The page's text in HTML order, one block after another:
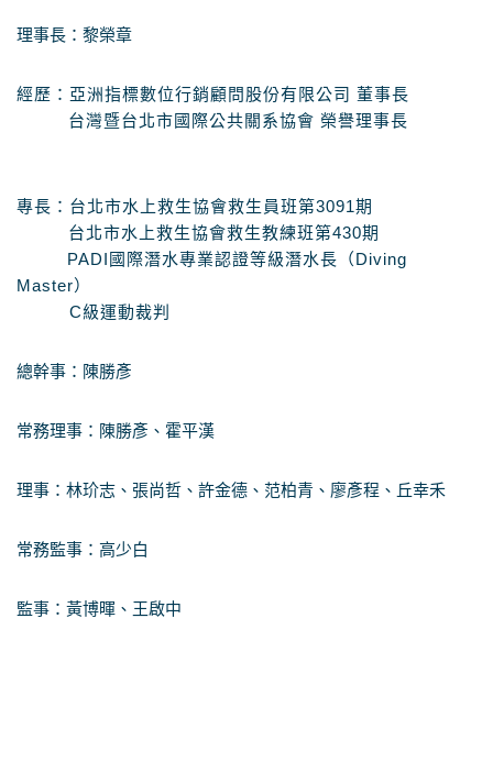
理事長：黎榮章
經歷：亞洲指標數位行銷顧問股份有限公司 董事長
台灣暨台北市國際公共關系協會 榮譽理事長
專長：台北市水上救生協會救生員班第3091期
台北市水上救生協會救生教練班第430期
PADI國際潛水專業認證等級潛水長（Diving
Master）
C級運動裁判
總幹事：陳勝彥
常務理事：陳勝彥、霍平漢
理事：林玠志、張尚哲、許金德、范柏青、廖彥程、丘幸禾
常務監事：高少白
監事：黃博暉、王啟中